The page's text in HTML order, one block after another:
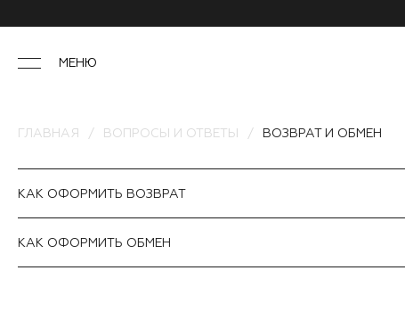
МЕНЮ
ГЛАВНАЯ ВОПРОСЫ И ОТВЕТЫ ВОЗВРАТ И ОБМЕН
КАК ОФОРМИТЬ ВОЗВРАТ
КАК ОФОРМИТЬ ОБМЕН